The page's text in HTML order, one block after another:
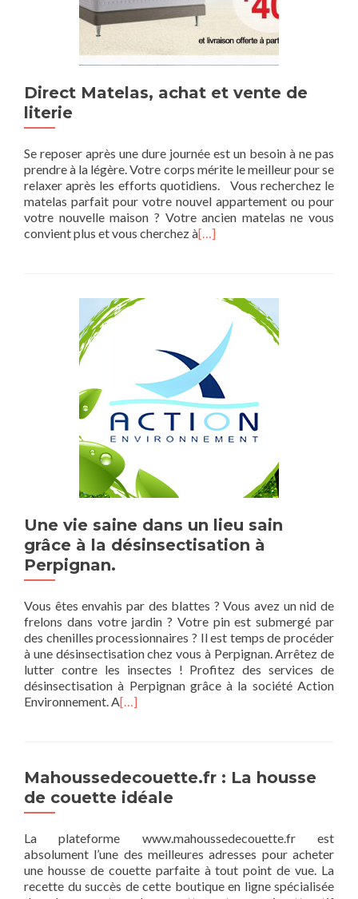
Direct Matelas, achat et vente de
literie
Se reposer après une dure journée est un besoin à ne pas
prendre à la légère. Votre corps mérite le meilleur pour se
relaxer après les efforts quotidiens. Vous recherchez le
matelas parfait pour votre nouvel appartement ou pour
votre nouvelle maison ? Votre ancien matelas ne vous
convient plus et vous cherchez à[…]
Une vie saine dans un lieu sain
grâce à la désinsectisation à
Perpignan.
Vous êtes envahis par des blattes ? Vous avez un nid de
frelons dans votre jardin ? Votre pin est submergé par
des chenilles processionnaires ? Il est temps de procéder
à une désinsectisation chez vous à Perpignan. Arrêtez de
lutter contre les insectes ! Profitez des services de
désinsectisation à Perpignan grâce à la société Action
Environnement. A[…]
Mahoussedecouette.fr : La housse
de couette idéale
La plateforme www.mahoussedecouette.fr est
absolument l’une des meilleures adresses pour acheter
une housse de couette parfaite à tout point de vue. La
recette du succès de cette boutique en ligne spécialisée